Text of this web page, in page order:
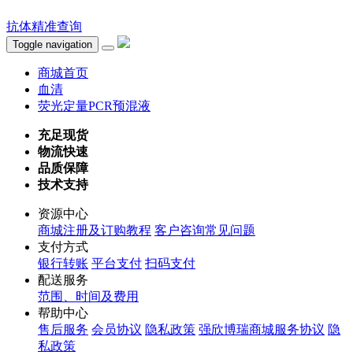
抗体精准查询
Toggle navigation
商城首页
血清
荧光定量PCR预混液
充足现货
物流快速
品质保障
技术支持
资源中心
商城注册及订购教程 客户咨询常见问题
支付方式
银行转账 平台支付 扫码支付
配送服务
范围、时间及费用
帮助中心
售后服务 会员协议 隐私政策 强欣博瑞商城服务协议 隐
私政策